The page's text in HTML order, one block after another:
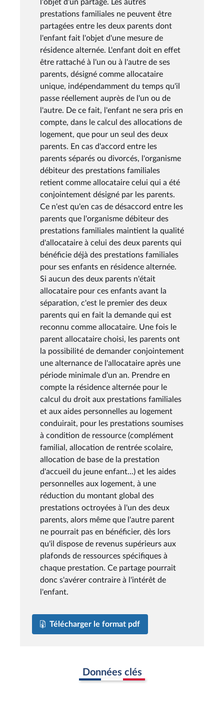
l'objet d'un partage. Les autres
prestations familiales ne peuvent être
partagées entre les deux parents dont
l'enfant fait l'objet d'une mesure de
résidence alternée. L'enfant doit en effet
être rattaché à l'un ou à l'autre de ses
parents, désigné comme allocataire
unique, indépendamment du temps qu'il
passe réellement auprès de l'un ou de
l'autre. De ce fait, l'enfant ne sera pris en
compte, dans le calcul des allocations de
logement, que pour un seul des deux
parents. En cas d'accord entre les
parents séparés ou divorcés, l'organisme
débiteur des prestations familiales
retient comme allocataire celui qui a été
conjointement désigné par les parents.
Ce n'est qu'en cas de désaccord entre les
parents que l'organisme débiteur des
prestations familiales maintient la qualité
d'allocataire à celui des deux parents qui
bénéficie déjà des prestations familiales
pour ses enfants en résidence alternée.
Si aucun des deux parents n'était
allocataire pour ces enfants avant la
séparation, c'est le premier des deux
parents qui en fait la demande qui est
reconnu comme allocataire. Une fois le
parent allocataire choisi, les parents ont
la possibilité de demander conjointement
une alternance de l'allocataire après une
période minimale d'un an. Prendre en
compte la résidence alternée pour le
calcul du droit aux prestations familiales
et aux aides personnelles au logement
conduirait, pour les prestations soumises
à condition de ressource (complément
familial, allocation de rentrée scolaire,
allocation de base de la prestation
d'accueil du jeune enfant...) et les aides
personnelles aux logement, à une
réduction du montant global des
prestations octroyées à l'un des deux
parents, alors même que l'autre parent
ne pourrait pas en bénéficier, dès lors
qu'il dispose de revenus supérieurs aux
plafonds de ressources spécifiques à
chaque prestation. Ce partage pourrait
donc s'avérer contraire à l'intérêt de
l'enfant.
Télécharger le format pdf
Données clés